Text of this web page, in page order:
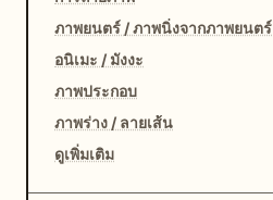
ภาพยนตร์ / ภาพนิ่งจากภาพยนตร์
อนิเมะ / มังงะ
ภาพประกอบ
ภาพร่าง / ลายเส้น
ดูเพิ่มเติม